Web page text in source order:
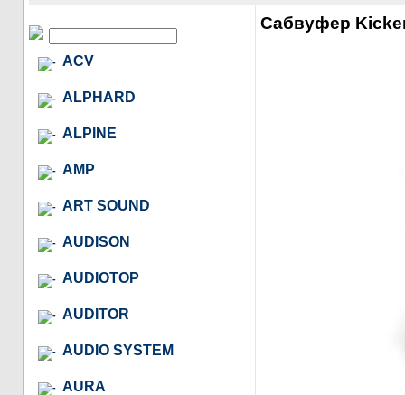
ACV
ALPHARD
ALPINE
AMP
ART SOUND
AUDISON
AUDIOTOP
AUDITOR
AUDIO SYSTEM
AURA
Сабвуфер